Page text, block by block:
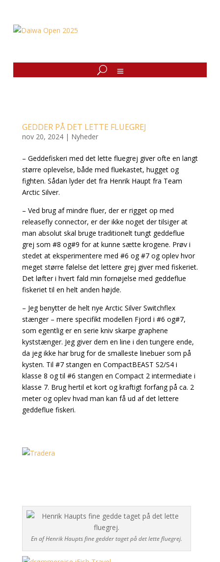
GEDDER PÅ DET LETTE FLUEGREJ
nov 20, 2024| Nyheder
– Geddefiskeri med det lette fluegrej giver ofte en langt
større oplevelse, både med fluekastet, hugget og
fighten. Sådan lyder det fra Henrik Haupt fra Team
Arctic Silver.
– Ved brug af mindre fluer, der er rigget op med
releasefly connector, er der ikke noget der tilsiger at
man absolut skal bruge traditionelt tungt geddeflue
grej som #8 og#9 for at kunne sætte krogene. Prøv i
stedet at eksperimentere med #6 og #7 og oplev hvor
meget større følelse det lettere grej giver med fiskeriet.
Det løfter i hvert fald min fornøjelse med geddeflue
fiskeriet til en helt anden højde.
– Jeg benytter de helt nye Arctic Silver Switchflex
stænger – mere specifikt modellen Fjord i #6 og#7,
som egentlig er en serie kniv skarpe graphene
kyststænger. Jeg giver dem en line i den tungere ende,
da jeg ikke har brug for de smalleste linebuer som på
kysten. Til #7 stangen en CompactBEAST S2/S4 i
klasse 8 og til #6 stangen en Compact 2 intermediate i
klasse 7. Brug hertil et kort og kraftigt forfang på ca. 2
meter og oplev hvad man kan få ud af det lettere
geddeflue fiskeri.
En af Henrik Haupts fine gedder taget på det lette fluegrej.